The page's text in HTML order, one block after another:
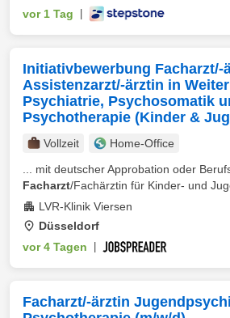
vor 1 Tag
Initiativbewerbung Facharzt/-
Assistenzarzt/-ärztin in
Psychiatrie, Psychosomatik
Psychotherapie (Kinder &
Vollzeit
Home-Office
... mit deutscher Approbation oder
Facharzt/Fachärztin für Kinder- und
LVR-Klinik Viersen
Düsseldorf
vor 4 Tagen
Facharzt/-ärztin